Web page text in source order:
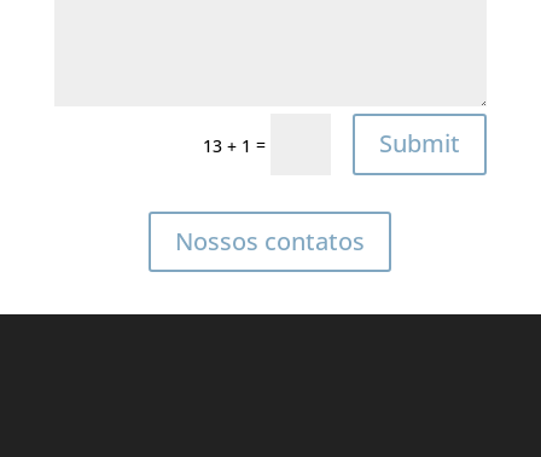
13 + 1 = Submit
Nossos contatos